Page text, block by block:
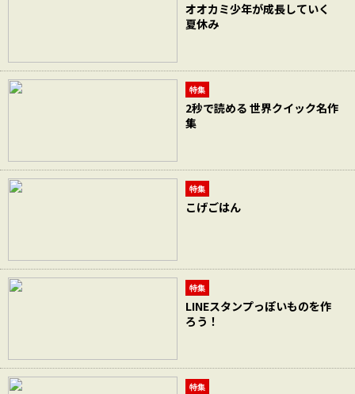
オオカミ少年が成長していく
夏休み
特集
2秒で読める 世界クイック名作
集
特集
こげごはん
特集
LINEスタンプっぽいものを作
ろう！
特集